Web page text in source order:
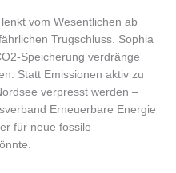
vom Wesentlichen ab
Trugschluss. Sophia
Speicherung verdränge
Statt Emissionen aktiv zu
verpresst werden –
Erneuerbare Energie
für neue fossile